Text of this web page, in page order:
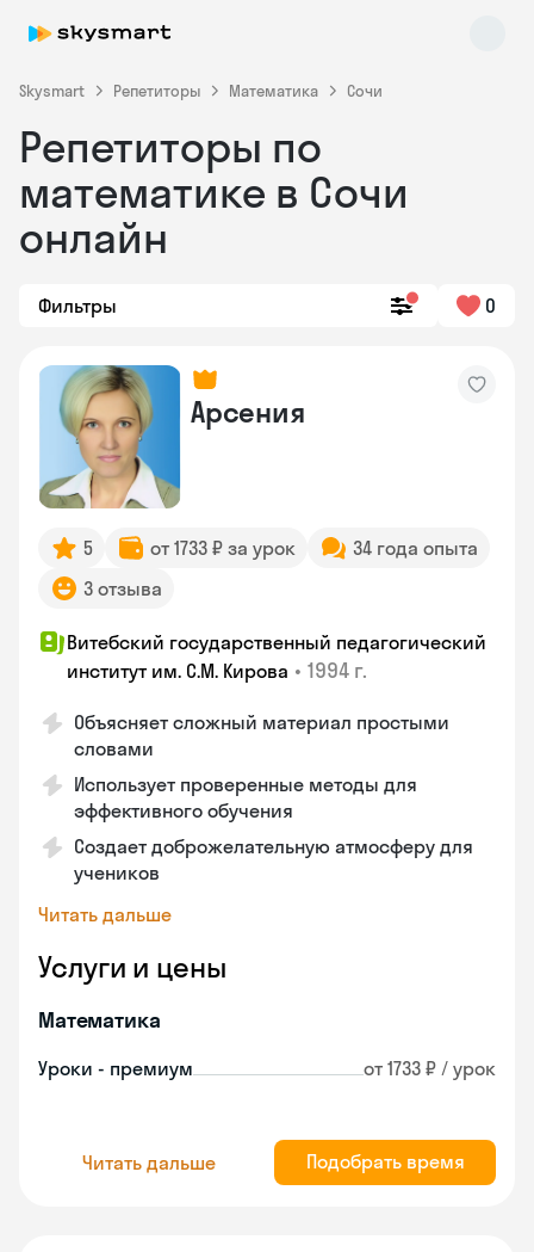
Skysmart Репетиторы Математика Сочи
Репетиторы по
математике в Сочи
онлайн
Фильтры 0
Арсения
5 от 1733 ₽ за урок
34 года опыта
3 отзыва
Витебский государственный педагогический
институт им. С.М. Кирова • 1994 г.
Объясняет сложный материал простыми
словами
Использует проверенные методы для
эффективного обучения
Создает доброжелательную атмосферу для
учеников
Читать дальше
Услуги и цены
Математика
Уроки - премиум от 1733 ₽ / урок
Читать дальше Подобрать время
Skysmart Chat